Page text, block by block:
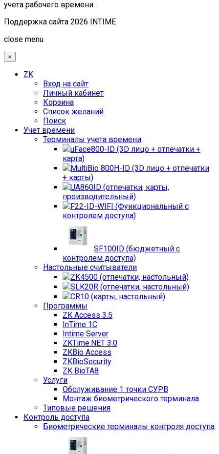
учета рабочего времени.
Поддержка сайта 2026 INTIME
close menu
×
ZK
Вход на сайт
Личный кабинет
Корзина
Список желаний
Поиск
Учет времени
Терминалы учета времени
uFace800-ID (3D лицо + отпечатки +
карта)
MultiBio 800H-ID (3D лицо + отпечатки
+ карты)
UA860ID (отпечатки, карты,
производительный)
F22-ID-WIFI (Функциональный с
контролем доступа)
SF100ID (бюджетный с
контролем доступа)
Настольные считыватели
ZK4500 (отпечатки, настольный)
SLK20R (отпечатки, настольный)
CR10 (карты, настольный)
Программы
ZK Access 3.5
InTime 1С
Intime Server
ZKTime.NET 3.0
ZKBio Access
ZKBioSecurity
ZK BioTA8
Услуги
Обслуживание 1 точки СУРВ
Монтаж биометрического терминала
Типовые решения
Контроль доступа
Биометрические терминалы контроля доступа